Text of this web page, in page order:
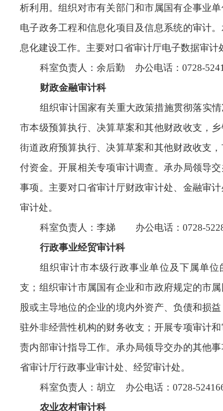
析利用。组织对市有关部门和市属国有企事业
电子政务工程和信息化项目及信息系统的审计
息化建设工作。主要对口省审计厅电子数据审计
科室负责人：余后勤 办公电话：0728-
财政金融审计科
组织审计国家有关重大政策措施贯彻落实
市本级预算执行、决算草案和其他财政收支，
街道政府预算执行、决算草案和其他财政收支
付资金。开展相关专项审计调查。承办局领导
事项。主要对口省审计厅财政审计处、金融审
审计处。
科室负责人：李娣 办公电话：0728-
行政事业经贸审计科
组织审计市本级行政事业单位及下属单位
支；组织审计市属国有企业和市政府规定的市
股或主导地位的企业的境内外资产、负债和损
驻外非经营性机构的财务收支；开展专项审计
责内部审计指导工作。承办局领导交办的其他
省审计厅行政事业审计处、经贸审计处。
科室负责人：胡立 办公电话：0728-
农业农村审计科